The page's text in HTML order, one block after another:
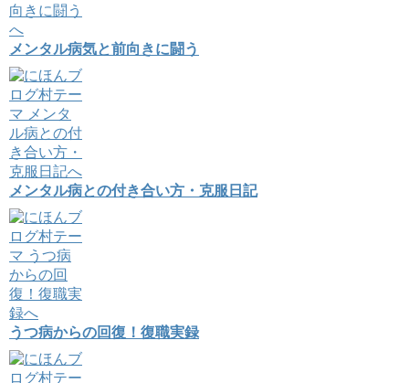
メンタル病気と前向きに闘う
メンタル病との付き合い方・克服日記
うつ病からの回復！復職実録